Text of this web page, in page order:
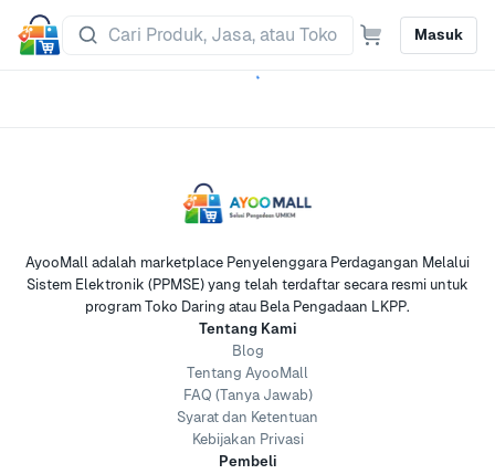
Masuk
AyooMall adalah marketplace Penyelenggara Perdagangan Melalui
Sistem Elektronik (PPMSE) yang telah terdaftar secara resmi untuk
program Toko Daring atau Bela Pengadaan LKPP.
Tentang Kami
Blog
Tentang AyooMall
FAQ (Tanya Jawab)
Syarat dan Ketentuan
Kebijakan Privasi
Pembeli